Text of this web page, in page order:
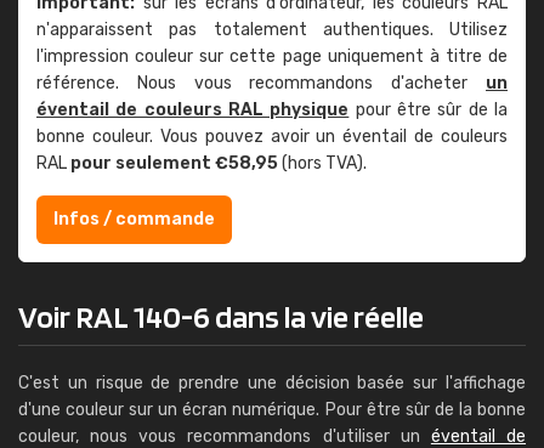
n'apparaissent pas totalement authentiques. Utilisez
l'impression couleur sur cette page uniquement à titre de
référence. Nous vous recommandons d'acheter un
éventail de couleurs RAL physique pour être sûr de la
bonne couleur. Vous pouvez avoir un éventail de couleurs
RAL pour seulement €58,95(hors TVA).
Infos / commande
Voir RAL 140-6 dans la vie réelle
C'est un risque de prendre une décision basée sur l'affichage
d'une couleur sur un écran numérique. Pour être sûr de la bonne
couleur, nous vous recommandons d'utiliser un éventail de